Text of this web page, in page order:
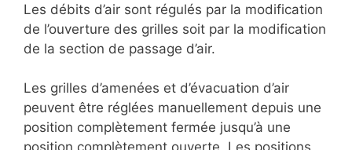
Les débits d’air sont régulés par la modification
de l’ouverture des grilles soit par la modification
de la section de passage d’air.
Les grilles d’amenées et d’évacuation d’air
peuvent être réglées manuellement depuis une
position complètement fermée jusqu’à une
position complètement ouverte. Les positions